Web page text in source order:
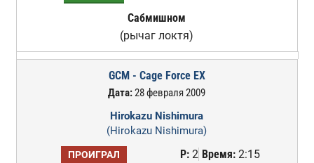
Сабмишном
(рычаг локтя)
GCM - Cage Force EX
Дата:28 февраля 2009
Hirokazu Nishimura
(Hirokazu Nishimura)
ПРОИГРАЛ Р:2 Время:2:15